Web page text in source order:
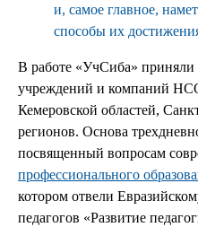
и, самое главное,
способы их
В работе «УчСиба» приняли
учреждений и компаний
Кемеровской областей,
регионов. Основа
посвященный вопросам
профессионального
котором отвели
педагогов «Развитие